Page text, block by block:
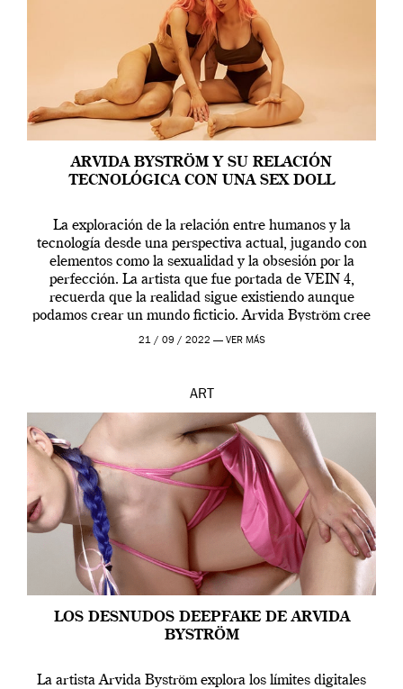
ARVIDA BYSTRÖM Y SU RELACIÓN
TECNOLÓGICA CON UNA SEX DOLL
La exploración de la relación entre humanos y la
tecnología desde una perspectiva actual, jugando con
elementos como la sexualidad y la obsesión por la
perfección. La artista que fue portada de VEIN 4,
recuerda que la realidad sigue existiendo aunque
podamos crear un mundo ficticio. Arvida Byström cree
que los humanos tienen un complejo […]
21 / 09 / 2022 — VER MÁS
ART
LOS DESNUDOS DEEPFAKE DE ARVIDA
BYSTRÖM
La artista Arvida Byström explora los límites digitales